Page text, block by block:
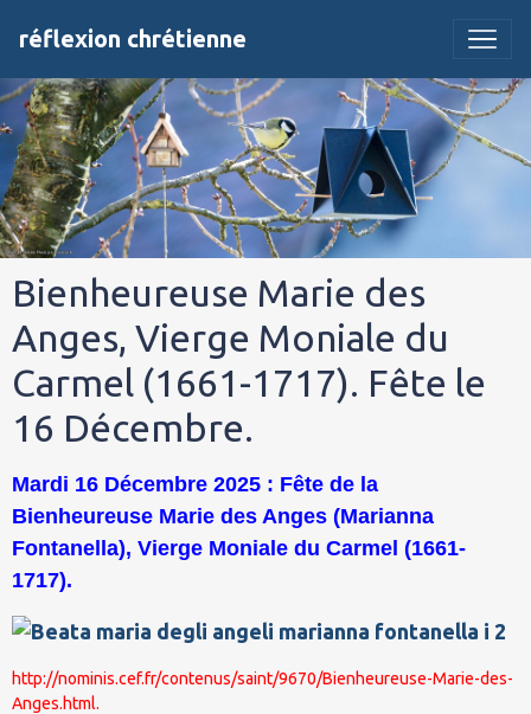
réflexion chrétienne
Bienheureuse Marie des
Anges, Vierge Moniale du
Carmel (1661-1717). Fête le
16 Décembre.
Mardi 16 Décembre 2025 : Fête de la
Bienheureuse Marie des Anges (Marianna
Fontanella), Vierge Moniale du Carmel (1661-
1717).
http://nominis.cef.fr/contenus/saint/9670/Bienheureuse-Marie-des-
Anges.html.